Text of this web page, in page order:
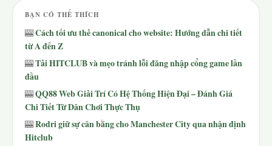
BẠN CÓ THỂ THÍCH
🎰Cách tối ưu thẻ canonical cho website: Hướng dẫn chi tiết
từ A đến Z
🎰Tải HITCLUB và mẹo tránh lỗi đăng nhập cổng game lần
đầu
🎰QQ88 Web Giải Trí Có Hệ Thống Hiện Đại – Đánh Giá
Chi Tiết Từ Dân Chơi Thực Thụ
🎰Rodri giữ sự cân bằng cho Manchester City qua nhận định
Hitclub